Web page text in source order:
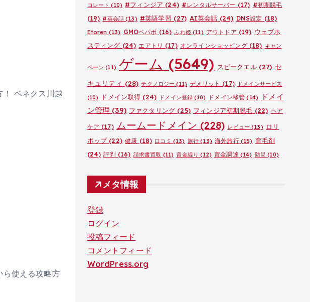
！ ベネクス川越
ら使える攻略方
コレート (10) #フィンジア (24) #レンタルサーバー (17) #初期脱毛
(19) #英会話 (13) #英語学習 (27) AI英会話 (24) DNS設定 (18)
Etoren (13) GMOペパボ (16) ふわ姫(11) アウトドア (19) ウェブホ
スティング (24) エアトリ (17) オンラインショッピング(18) キャン
ペーン (11) ゲーム (5649) スピークエル(27) セ
キュリティ (28) テクノロジー (11) デメリット (17)
ドメインサービス
(10)
ドメイン取得 (24) ドメイン登録 (10) ドメイン移管 (14)
ドメイ
ン管理 (39) ファクタリング (25) フィンジア初期脱毛 (22) ヘア
ケア (17) ムームードメイン (228) レビュー (13) ロリ
ポップ(22) 健康 (18) 口コミ (13) 旅行 (13) 海外旅行(15) 育毛剤
(24) 評判 (16) 請求書買取 (11) 資金繰り (12) 資金調達 (14) 防災 (10)
メタ情報
登録
ログイン
投稿フィード
コメントフィード
WordPress.org